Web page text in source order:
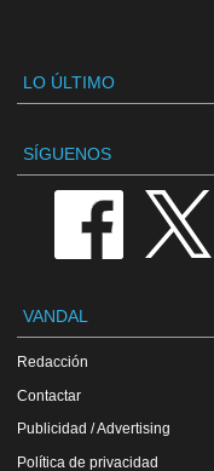
LO ÚLTIMO
SÍGUENOS
VANDAL
Redacción
Contactar
Publicidad / Advertising
Política de privacidad